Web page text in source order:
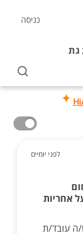
כניסה
גת
לפני יומיים
אחריות
ה עובד/ת